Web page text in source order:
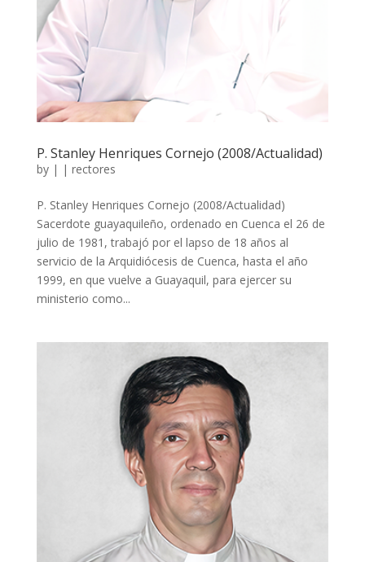
P. Stanley Henriques Cornejo (2008/Actualidad)
by | | rectores
P. Stanley Henriques Cornejo (2008/Actualidad)
Sacerdote guayaquileño, ordenado en Cuenca el 26 de
julio de 1981, trabajó por el lapso de 18 años al
servicio de la Arquidiócesis de Cuenca, hasta el año
1999, en que vuelve a Guayaquil, para ejercer su
ministerio como...